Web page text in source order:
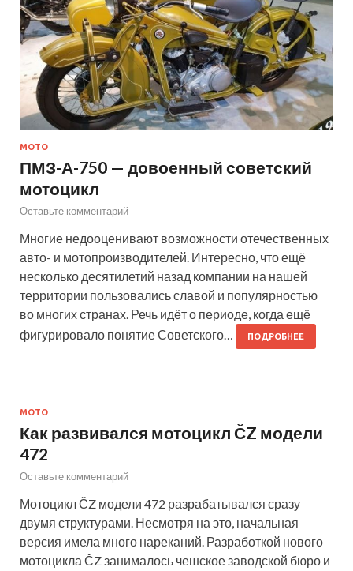
МОТО
ПМЗ-А-750 — довоенный советский
мотоцикл
Оставьте комментарий
Многие недооценивают возможности отечественных
авто- и мотопроизводителей. Интересно, что ещё
несколько десятилетий назад компании на нашей
территории пользовались славой и популярностью
во многих странах. Речь идёт о периоде, когда ещё
фигурировало понятие Советского…
ПОДРОБНЕЕ
МОТО
Как развивался мотоцикл ČZ модели
472
Оставьте комментарий
Мотоцикл ČZ модели 472 разрабатывался сразу
двумя структурами. Несмотря на это, начальная
версия имела много нареканий. Разработкой нового
мотоцикла ČZ занималось чешское заводской бюро и